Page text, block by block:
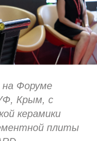
Форуме
Крым, с
керамики
плиты